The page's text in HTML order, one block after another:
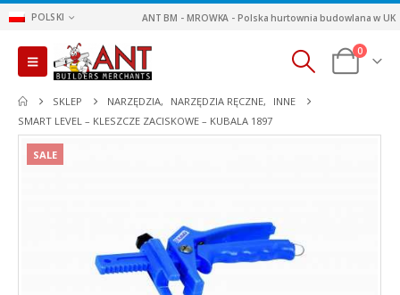
POLSKI ANT BM - MROWKA - Polska hurtownia budowlana w UK
0
SKLEP NARZĘDZIA, NARZĘDZIA RĘCZNE,
INNE
SMART LEVEL – KLESZCZE ZACISKOWE – KUBALA 1897
SALE